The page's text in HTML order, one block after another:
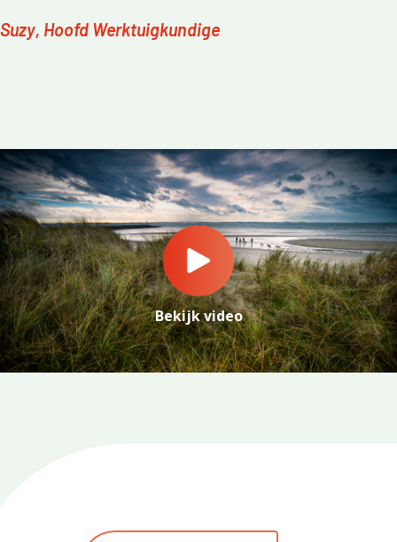
Suzy, Hoofd Werktuigkundige
Bekijk video